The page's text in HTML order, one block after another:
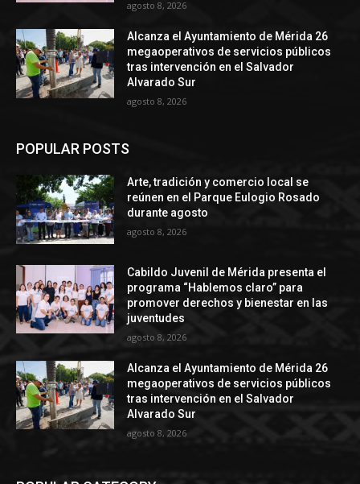
agosto 8, 2026
Alcanza el Ayuntamiento de Mérida 26
megaoperativos de servicios públicos
tras intervención en el Salvador
Alvarado Sur
agosto 8, 2026
POPULAR POSTS
Arte, tradición y comercio local se
reúnen en el Parque Eulogio Rosado
durante agosto
agosto 8, 2026
Cabildo Juvenil de Mérida presenta el
programa “Hablemos claro” para
promover derechos y bienestar en las
juventudes
agosto 8, 2026
Alcanza el Ayuntamiento de Mérida 26
megaoperativos de servicios públicos
tras intervención en el Salvador
Alvarado Sur
agosto 8, 2026